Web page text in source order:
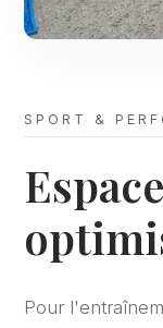
SPORT &
Pour